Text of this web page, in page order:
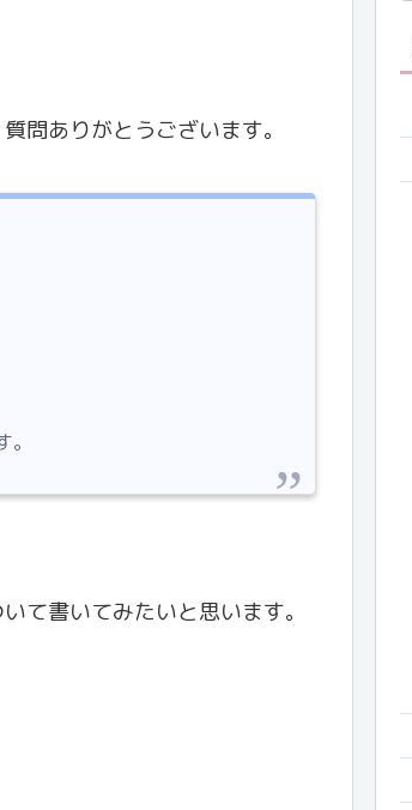
問ありがとうございます。
て書いてみたいと思います。